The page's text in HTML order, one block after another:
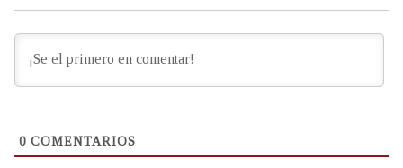
0 COMENTARIOS